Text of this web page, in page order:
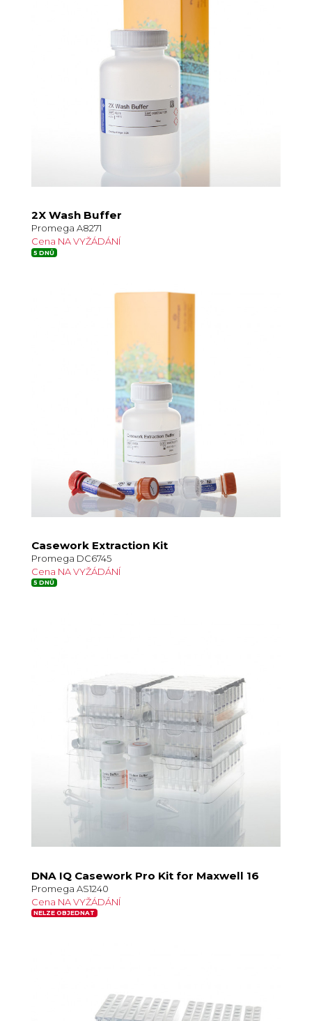
2X Wash Buffer
Promega A8271
Cena NA VYŽÁDÁNÍ
5 DNŮ
Casework Extraction Kit
Promega DC6745
Cena NA VYŽÁDÁNÍ
5 DNŮ
DNA IQ Casework Pro Kit for Maxwell 16
Promega AS1240
Cena NA VYŽÁDÁNÍ
NELZE OBJEDNAT